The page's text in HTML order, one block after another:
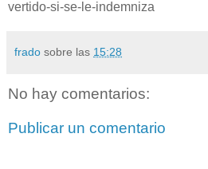
vertido-si-se-le-indemniza
frado sobre las 15:28
No hay comentarios:
Publicar un comentario